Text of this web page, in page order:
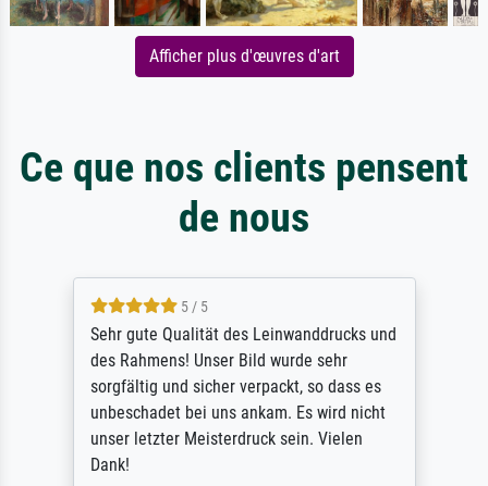
Afficher plus d'œuvres d'art
Ce que nos clients pensent
de nous
5 / 5
Sehr gute Qualität des Leinwanddrucks und
des Rahmens! Unser Bild wurde sehr
sorgfältig und sicher verpackt, so dass es
unbeschadet bei uns ankam. Es wird nicht
unser letzter Meisterdruck sein. Vielen
Dank!